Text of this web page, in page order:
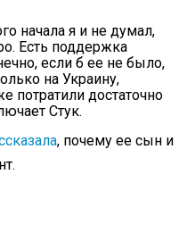
начала я и не думал,
Есть поддержка
если б ее не было,
на Украину,
потратили достаточно
Стук.
, почему ее сын и